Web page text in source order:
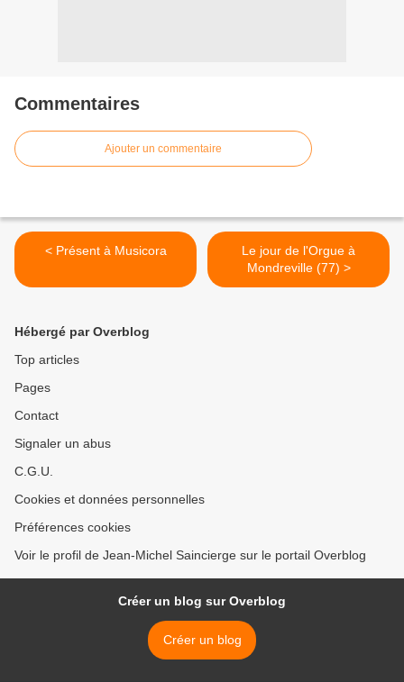
Commentaires
Ajouter un commentaire
< Présent à Musicora
Le jour de l'Orgue à
Mondreville (77) >
Hébergé par Overblog
Top articles
Pages
Contact
Signaler un abus
C.G.U.
Cookies et données personnelles
Préférences cookies
Voir le profil de Jean-Michel Saincierge sur le portail Overblog
Créer un blog sur Overblog
Créer un blog